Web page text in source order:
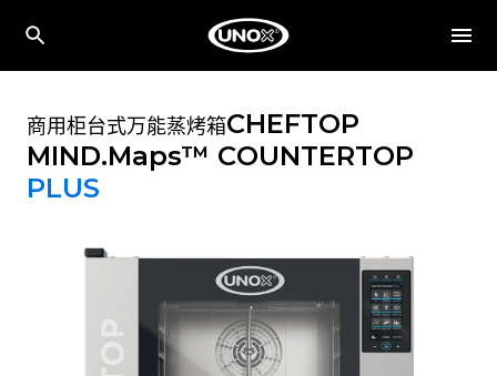
商用柜台式万能蒸烤箱CHEFTOP
MIND.Maps™ COUNTERTOP
PLUS